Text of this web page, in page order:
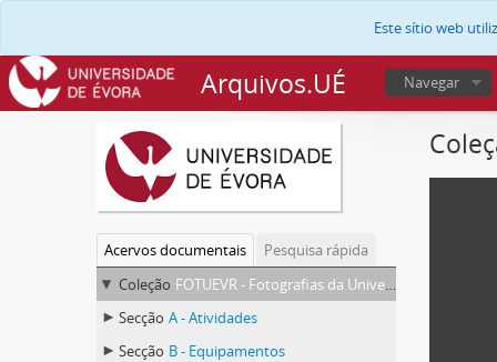
Este sítio web
Arquivos.UÉ Navegar
Acervos documentais
Pesquisa rápida
Coleção FOTUEVR - Fotografias da Universidade de Évora
Secção A - Atividades
Secção B - Equipamentos